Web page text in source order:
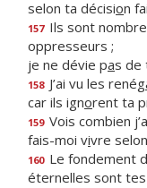
selon ta décision
157 Ils sont
oppresseurs ;
je ne dévie pas de
158 J’ai vu les renég
car ils ignorent ta
159 Vois combien
fais-moi vivre
160 Le fondement
éternelles sont